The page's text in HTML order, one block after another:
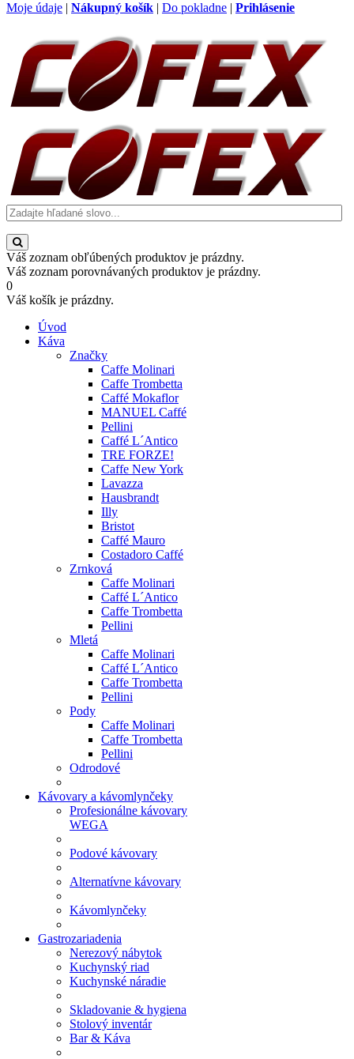
Moje údaje | Nákupný košík | Do pokladne | Prihlásenie
Toggle
menu
Váš zoznam obľúbených produktov je prázdny.
Váš zoznam porovnávaných produktov je prázdny.
0
Váš košík je prázdny.
Úvod
Káva
Značky
Caffe Molinari
Caffe Trombetta
Caffé Mokaflor
MANUEL Caffé
Pellini
Caffé L´Antico
TRE FORZE!
Caffe New York
Lavazza
Hausbrandt
Illy
Bristot
Caffé Mauro
Costadoro Caffé
Zrnková
Caffe Molinari
Caffé L´Antico
Caffe Trombetta
Pellini
Mletá
Caffe Molinari
Caffé L´Antico
Caffe Trombetta
Pellini
Pody
Caffe Molinari
Caffe Trombetta
Pellini
Odrodové
Kávovary a kávomlynčeky
Profesionálne kávovary
WEGA
Podové kávovary
Alternatívne kávovary
Kávomlynčeky
Gastrozariadenia
Nerezový nábytok
Kuchynský riad
Kuchynské náradie
Skladovanie & hygiena
Stolový inventár
Bar & Káva